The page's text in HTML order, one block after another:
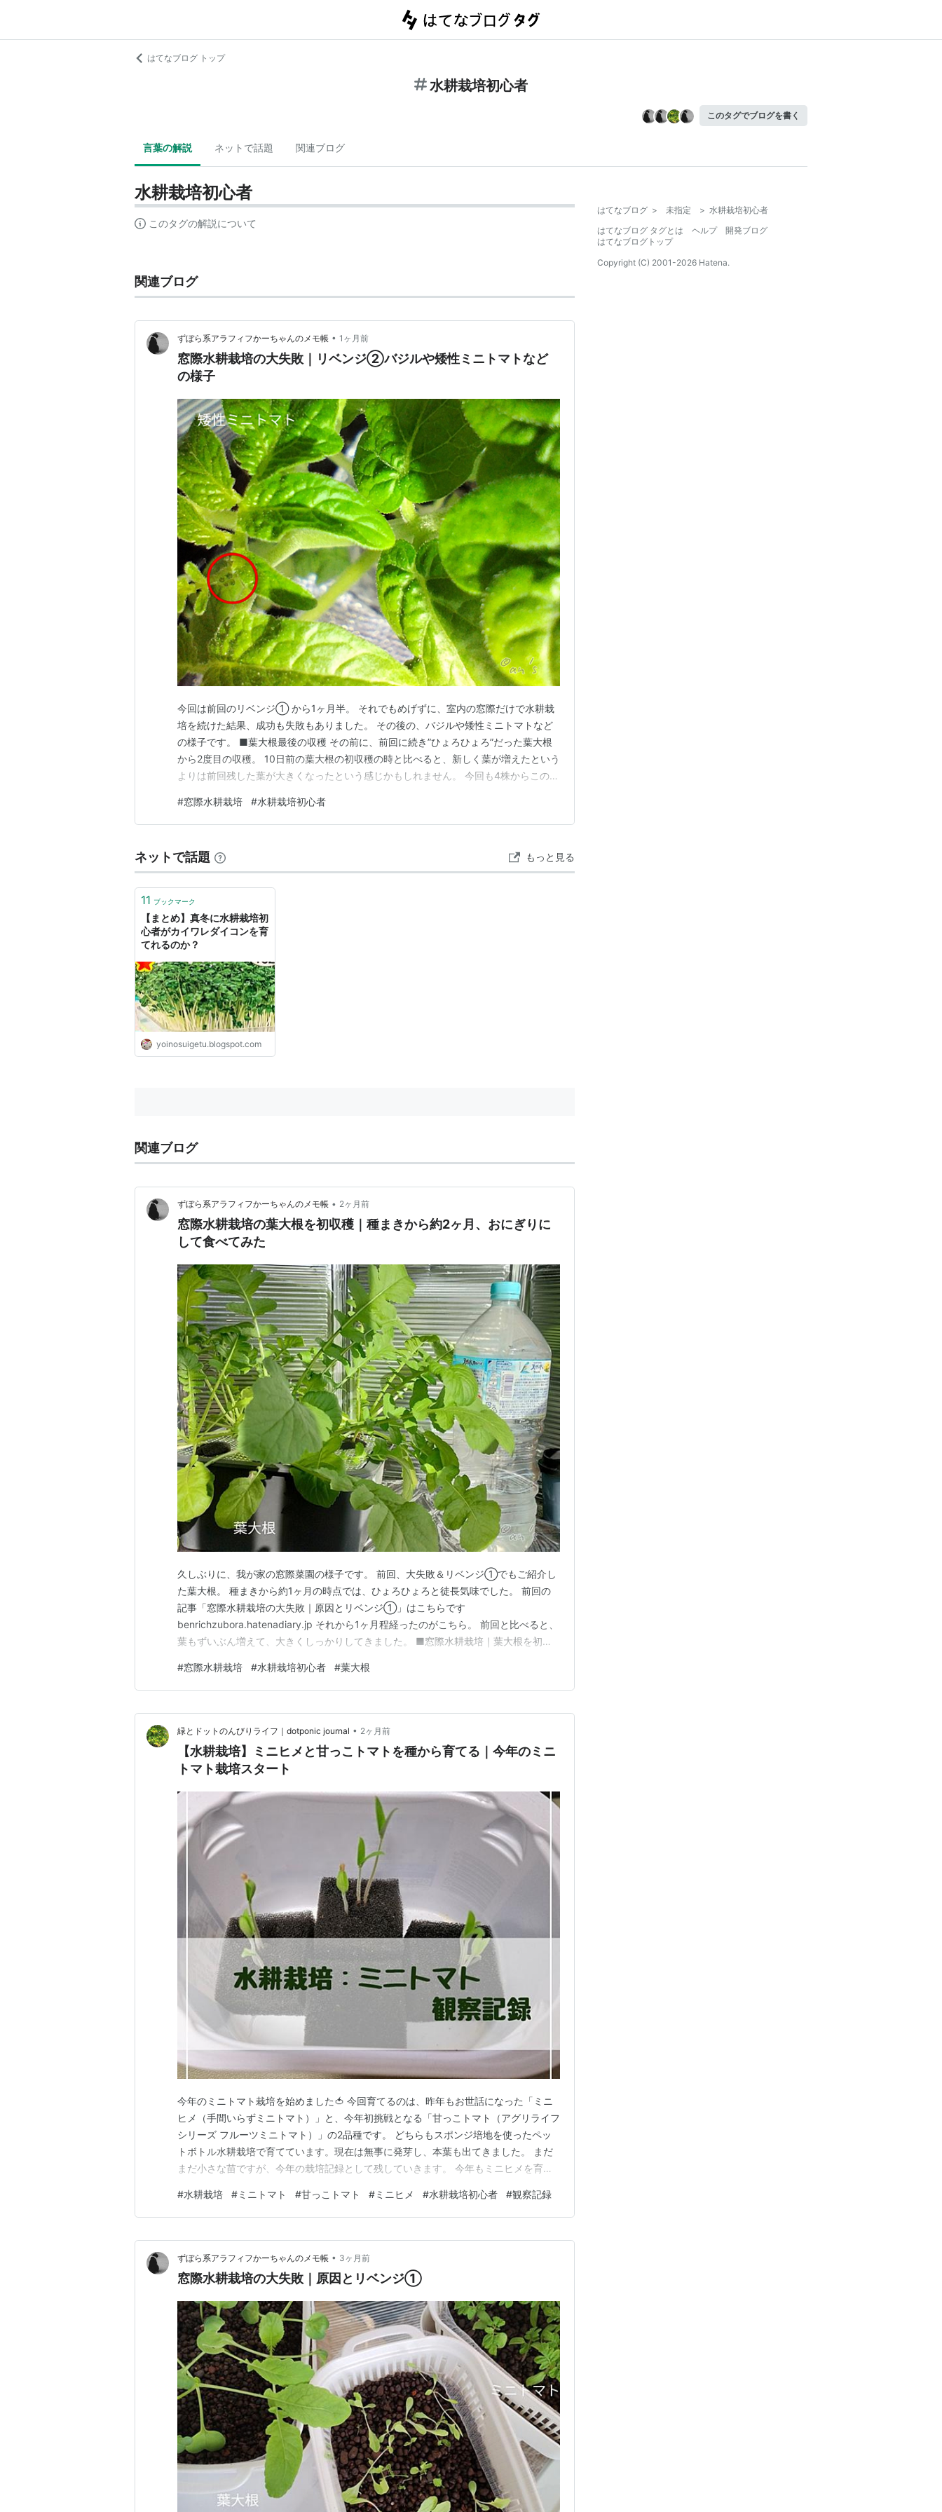
はてなブログ トップ
水耕栽培初心者
このタグでブログを書く
言葉の解説 ネットで話題 関連ブログ
水耕栽培初心者
このタグの解説について
関連ブログ
ずぼら系アラフィフかーちゃんのメモ帳 • 1ヶ月前
窓際水耕栽培の大失敗｜リベンジ②バジルや矮性ミニトマトなど
の様子
今回は前回のリベンジ① から1ヶ月半。 それでもめげずに、室内の窓際だけで水耕栽
培を続けた結果、成功も失敗もありました。 その後の、バジルや矮性ミニトマトなど
の様子です。 ■葉大根最後の収穫 その前に、前回に続き”ひょろひょろ”だった葉大根
から2度目の収穫。 10日前の葉大根の初収穫の時と比べると、新しく葉が増えたという
よりは前回残した葉が大きくなったという感じかもしれません。 今回も4株からこのく
け採れれば、まぁ満足♪ また、真ん中の葉を少し残してみましたが、今回で終了かもし
れませんね。 前回もお話しましたが、我が…
#窓際水耕栽培 #水耕栽培初心者
ネットで話題 もっと見る
11 ブックマーク
【まとめ】真冬に水耕栽培初
心者がカイワレダイコンを育
てれるのか？
yoinosuigetu.blogspot.com
関連ブログ
ずぼら系アラフィフかーちゃんのメモ帳 • 2ヶ月前
窓際水耕栽培の葉大根を初収穫｜種まきから約2ヶ月、おにぎりに
して食べてみた
久しぶりに、我が家の窓際菜園の様子です。 前回、大失敗＆リベンジ①でもご紹介し
た葉大根。 種まきから約1ヶ月の時点では、ひょろひょろと徒長気味でした。 前回の
記事「窓際水耕栽培の大失敗｜原因とリベンジ①」はこちらです
benrichzubora.hatenadiary.jp それから1ヶ月程経ったのがこちら。 前回と比べると、
葉もずいぶん増えて、大きくしっかりしてきました。 ■窓際水耕栽培｜葉大根を初収
残してみました。 本当にこれで再収穫なるか！？ とりあえず実験してみます。 種まき
から約2ヶ月。 途中で徒長したり…
#窓際水耕栽培 #水耕栽培初心者 #葉大根
緑とドットのんびりライフ｜dotponic journal • 2ヶ月前
【水耕栽培】ミニヒメと甘っこトマトを種から育てる｜今年のミニ
トマト栽培スタート
今年のミニトマト栽培を始めました🍅 今回育てるのは、昨年もお世話になった「ミニ
ヒメ（手間いらずミニトマト）」と、今年初挑戦となる「甘っこトマト（アグリライフ
シリーズ フルーツミニトマト）」の2品種です。 どちらもスポンジ培地を使ったペッ
トボトル水耕栽培で育てています。現在は無事に発芽し、本葉も出てきました。 まだ
まだ小さな苗ですが、今年の栽培記録として残していきます。 今年もミニヒメを育て
いたミニヒメは無事に収穫までたどり着き、その後は撤収しました。そして今回の播種
で、残っていた種も使い切りとなりました。 昨年も…
#水耕栽培 #ミニトマト #甘っこトマト #ミニヒメ #水耕栽培初心者 #観察記録
ずぼら系アラフィフかーちゃんのメモ帳 • 3ヶ月前
窓際水耕栽培の大失敗｜原因とリベンジ①
はてなブログ > 未指定 > 水耕栽培初心者
はてなブログ タグとは
ヘルプ
開発ブログ
はてなブログトップ
Copyright (C) 2001-2026 Hatena.